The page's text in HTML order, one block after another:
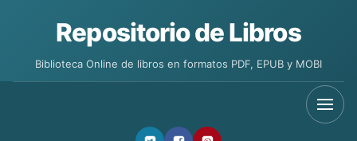
Repositorio de Libros
Biblioteca Online de libros en formatos PDF, EPUB y MOBI